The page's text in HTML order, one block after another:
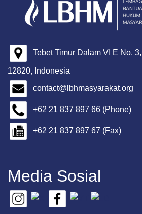
Tebet Timur Dalam VI E No.
12820, Indonesia
contact@lbhmasyarakat.org
+62 21 837 897 66 (Phone)
+62 21 837 897 67 (Fax)
Media Sosial